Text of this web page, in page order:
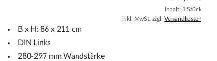
Inhalt: 1 Stück
inkl. MwSt. zzgl. Versandkosten
B x H: 86 x 211 cm
DIN Links
280-297 mm Wandstärke